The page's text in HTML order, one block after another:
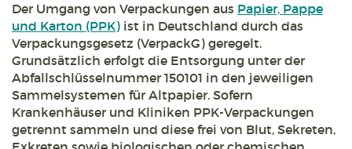
Der Umgang von Verpackungen aus Papier, Pappe
und Karton (PPK) ist in Deutschland durch das
Verpackungsgesetz (VerpackG) geregelt.
Grundsätzlich erfolgt die Entsorgung unter der
Abfallschlüsselnummer 150101 in den jeweiligen
Sammelsystemen für Altpapier. Sofern
Krankenhäuser und Kliniken PPK-Verpackungen
getrennt sammeln und diese frei von Blut, Sekreten,